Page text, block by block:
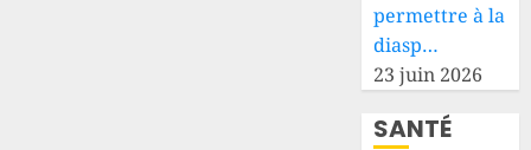
permettre à la
diasp…
23 juin 2026
SANTÉ